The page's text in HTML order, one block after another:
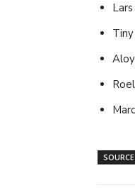
SOURCE